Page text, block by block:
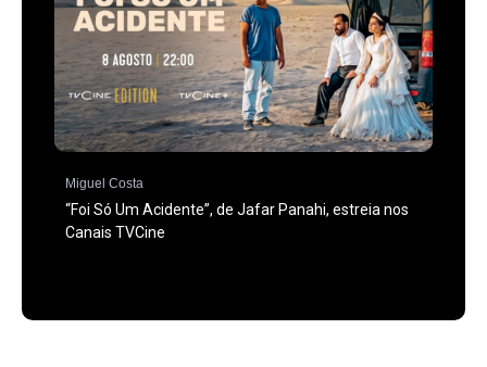
Miguel Costa
“Foi Só Um Acidente”, de Jafar Panahi, estreia nos
Canais TVCine